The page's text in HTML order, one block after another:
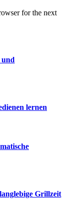
for the next
und
lernen
Grillzeit